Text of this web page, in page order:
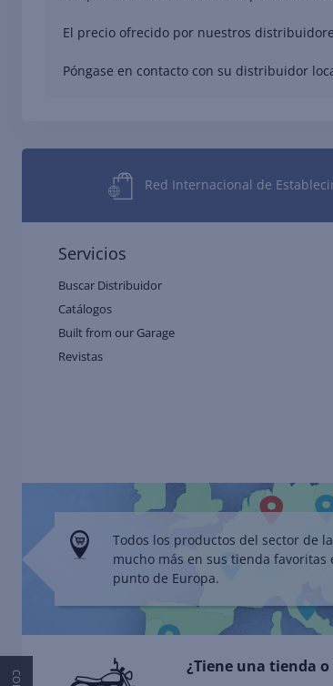
El precio ofrecido por nuestros
Póngase en contacto con su distribuidor
Red Internacional de
Servicios
Buscar Distribuidor
Catálogos
Built from our Garage
Revistas
Todos los productos del sector de
mucho más en sus tienda favoritas
punto de Europa.
¿Tiene una tienda